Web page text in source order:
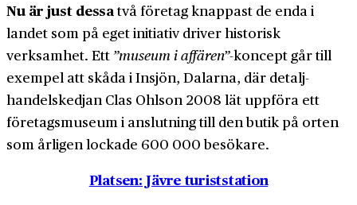
Nu är just dessatvå företag knappast de enda i
landet som på eget initiativ driver historisk
verksamhet. Ett ”museum i affären”-koncept går till
exempel att skåda i Insjön, Dalarna, där detalj­
handels­kedjan Clas Ohlson 2008 lät uppföra ett
företags­museum i anslutning till den butik på orten
som årligen lockade 600 000 besökare.
Platsen: Jävre turiststation